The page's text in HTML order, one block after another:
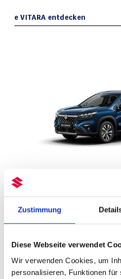
Zustimmung
Diese Webseite verwendet
Wir verwenden Cookies, um
personalisieren, Funktionen
e VITARA entdecken
S-Cross
Hohe
Leistung
Komfort in Serie:
Bis zu 1.230 Liter
Als Mild- oder